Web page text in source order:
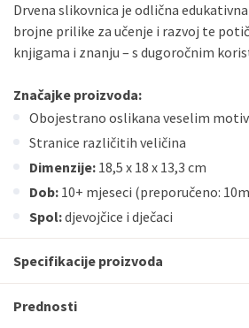
Drvena slikovnica je odlična
brojne prilike za učenje i razvoj te
knjigama i znanju – s dugoročnim
Značajke proizvoda:
Obojestrano oslikana veselim
Stranice različitih veličina
Dimenzije: 18,5 x 18 x 13,3 cm
Dob: 10+ mjeseci (preporučeno:
Spol:djevojčice i dječaci
Specifikacije proizvoda
Prednosti